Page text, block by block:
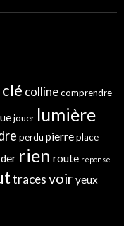
clé collinecomprendre
jouer lumière
perdu pierreplace
rien route réponse
tracesvoir yeux